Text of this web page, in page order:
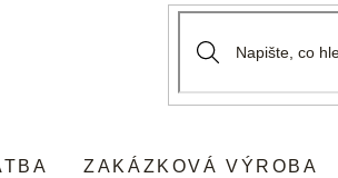
ZAKÁZKOVÁ VÝROBA